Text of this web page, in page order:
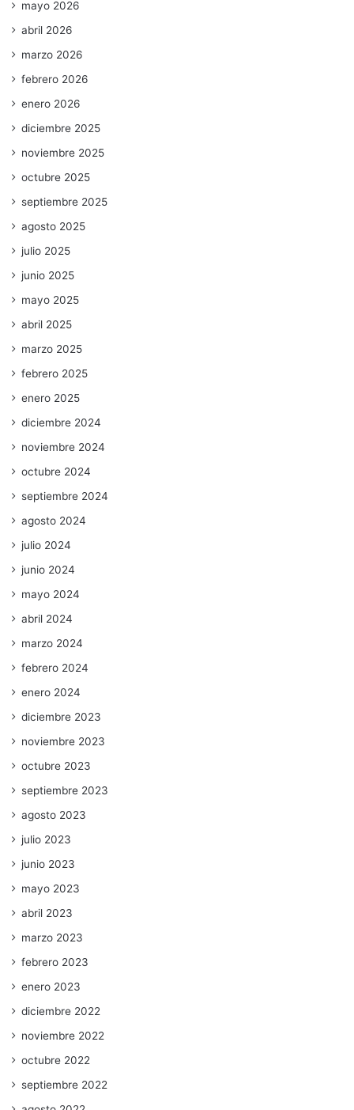
mayo 2026
abril 2026
marzo 2026
febrero 2026
enero 2026
diciembre 2025
noviembre 2025
octubre 2025
septiembre 2025
agosto 2025
julio 2025
junio 2025
mayo 2025
abril 2025
marzo 2025
febrero 2025
enero 2025
diciembre 2024
noviembre 2024
octubre 2024
septiembre 2024
agosto 2024
julio 2024
junio 2024
mayo 2024
abril 2024
marzo 2024
febrero 2024
enero 2024
diciembre 2023
noviembre 2023
octubre 2023
septiembre 2023
agosto 2023
julio 2023
junio 2023
mayo 2023
abril 2023
marzo 2023
febrero 2023
enero 2023
diciembre 2022
noviembre 2022
octubre 2022
septiembre 2022